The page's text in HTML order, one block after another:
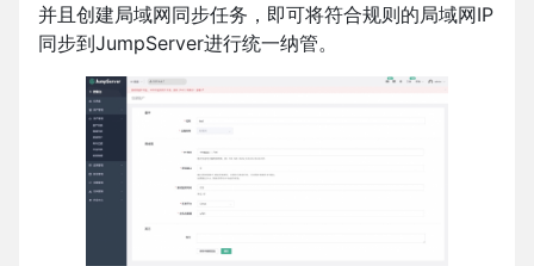
并且创建局域网同步任务，即可将符合规则的局域网IP
同步到JumpServer进行统一纳管。